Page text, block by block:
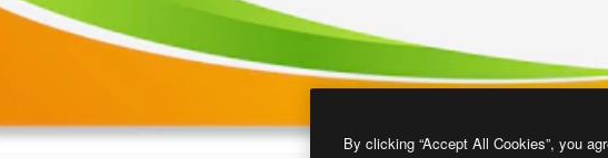
By clicking “Accept All Cookies”, you